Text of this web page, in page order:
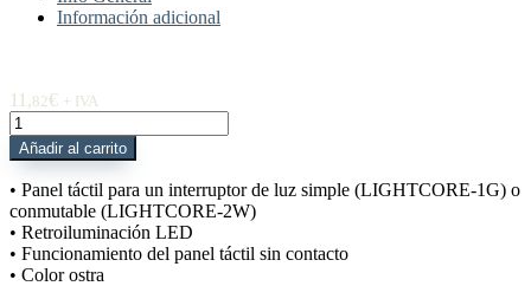
Información adicional
11,82€ + IVA
SOLOBUTTON-
1G2W-
OYS
Panel
táctil
para
interruptor
luz
Añadir al carrito
• Panel táctil para un interruptor de luz simple (LIGHTCORE-1G) o
conmutable (LIGHTCORE-2W)
• Retroiluminación LED
• Funcionamiento del panel táctil sin contacto
• Color ostra